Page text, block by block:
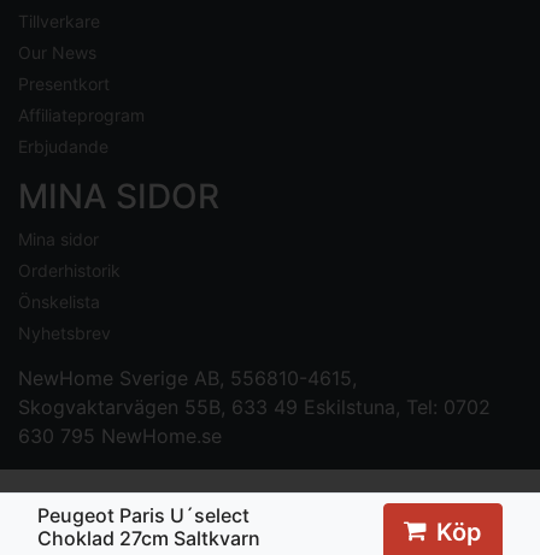
Peugeot Paris U´select
Choklad 27cm Saltkvarn
Köp
Tillverkare
Our News
Presentkort
Affiliateprogram
Erbjudande
MINA SIDOR
Mina sidor
Orderhistorik
Önskelista
Nyhetsbrev
NewHome Sverige AB , 556810-4615,
Skogvaktarvägen 55B, 633 49 Eskilstuna, Tel: 0702
630 795 NewHome.se